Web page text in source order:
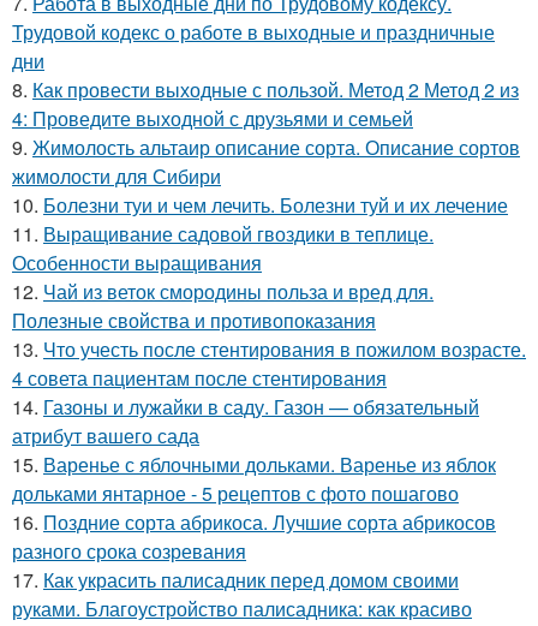
Трудовой кодекс о работе в выходные и праздничные
дни
8. Как провести выходные с пользой. Метод 2 Метод 2 из
4: Проведите выходной с друзьями и семьей
9. Жимолость альтаир описание сорта. Описание сортов
жимолости для Сибири
10. Болезни туи и чем лечить. Болезни туй и их лечение
11. Выращивание садовой гвоздики в теплице.
Особенности выращивания
12. Чай из веток смородины польза и вред для.
Полезные свойства и противопоказания
13. Что учесть после стентирования в пожилом возрасте.
4 совета пациентам после стентирования
14. Газоны и лужайки в саду. Газон — обязательный
атрибут вашего сада
15. Варенье с яблочными дольками. Варенье из яблок
дольками янтарное - 5 рецептов с фото пошагово
16. Поздние сорта абрикоса. Лучшие сорта абрикосов
разного срока созревания
17. Как украсить палисадник перед домом своими
руками. Благоустройство палисадника: как красиво